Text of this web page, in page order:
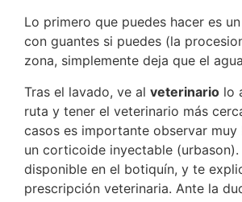
Lo primero que puedes hacer es un
con guantes si puedes (la
zona, simplemente deja que el
Tras el lavado, ve al veterinario lo
ruta y tener el veterinario más
casos es importante observar
un corticoide inyectable
disponible en el botiquín, y te
prescripción veterinaria. Ante la